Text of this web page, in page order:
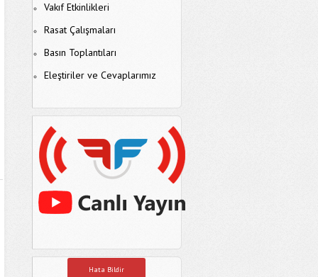
Vakıf Etkinlikleri
Rasat Çalışmaları
Basın Toplantıları
Eleştiriler ve Cevaplarımız
Hata Bildir